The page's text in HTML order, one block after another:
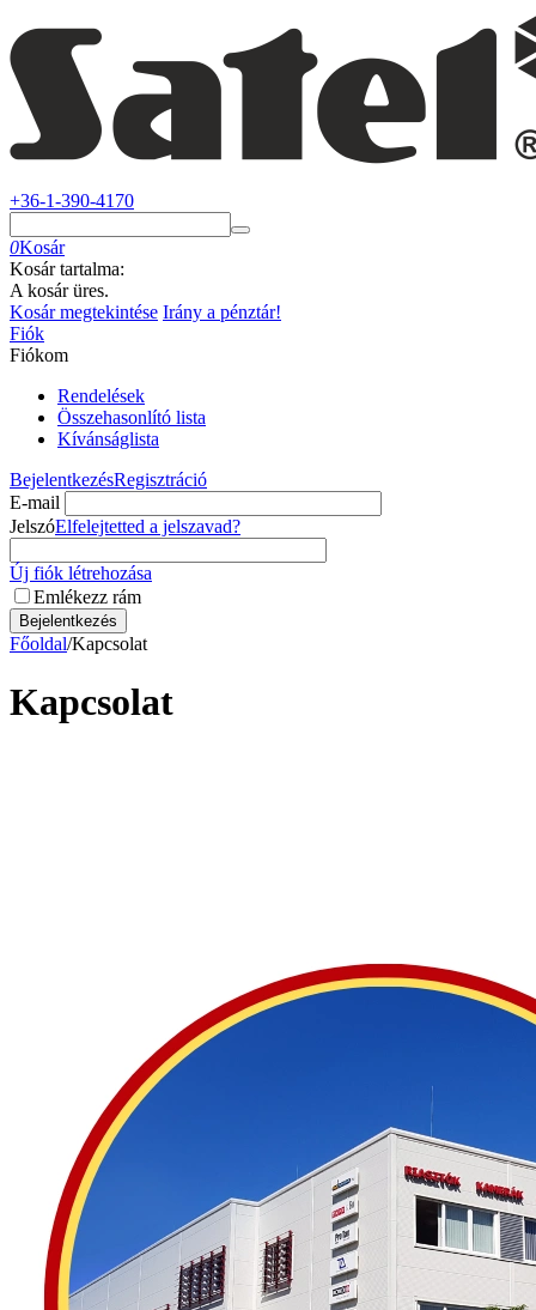
+36-1-390-4170
0Kosár
Kosár tartalma:
A kosár üres.
Kosár megtekintése Irány a pénztár!
Fiók
Fiókom
Rendelések
Összehasonlító lista
Kívánságlista
BejelentkezésRegisztráció
E-mail
JelszóElfelejtetted a jelszavad?
Új fiók létrehozása
Emlékezz rám
Bejelentkezés
Főoldal/Kapcsolat
Kapcsolat